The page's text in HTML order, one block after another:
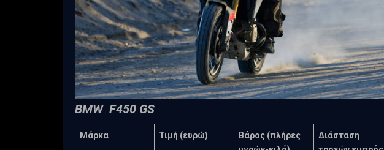
BMW F450 GS
Μάρκα Τιμή (ευρώ)
Βάρος (πλήρες
Διάσταση